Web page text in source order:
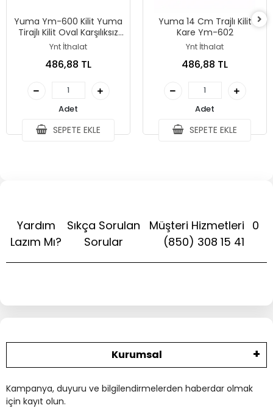
Yuma Ym-600 Kilit Yuma
Tirajlı Kilit Oval Karşılıksız
Siyah
Ynt İthalat
486,88 TL
Adet
SEPETE EKLE
Yuma 14 Cm Trajlı Kilit
Kare Ym-602
Ynt İthalat
486,88 TL
Adet
SEPETE EKLE
Yardım
Lazım Mı?
Sıkça Sorulan
Sorular
Müşteri Hizmetleri 0
(850) 308 15 41
Kurumsal
Kampanya, duyuru ve bilgilendirmelerden haberdar olmak
için kayıt olun.